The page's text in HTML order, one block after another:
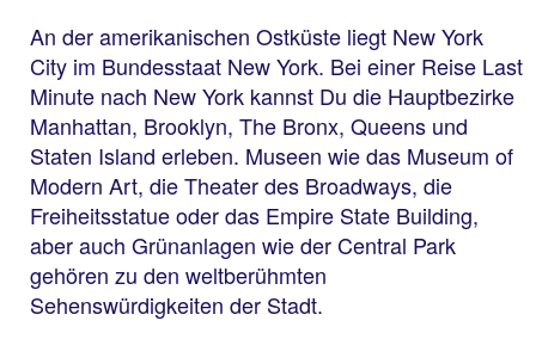
An der amerikanischen Ostküste liegt New York
City im Bundesstaat New York. Bei einer Reise Last
Minute nach New York kannst Du die Hauptbezirke
Manhattan, Brooklyn, The Bronx, Queens und
Staten Island erleben. Museen wie das Museum of
Modern Art, die Theater des Broadways, die
Freiheitsstatue oder das Empire State Building,
aber auch Grünanlagen wie der Central Park
gehören zu den weltberühmten
Sehenswürdigkeiten der Stadt.